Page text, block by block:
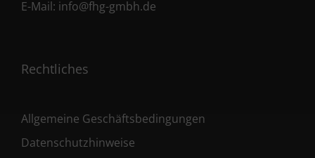
E-Mail: info@fhg-gmbh.de
Rechtliches
Allgemeine Geschäftsbedingungen
Datenschutzhinweise